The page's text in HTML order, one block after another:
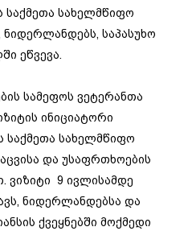
საქმეთა სახელმწიფო
ნიდერლანდებს, საპასუხო
ეწვევა.
სამეფოს ვეტერანთა
ინიციატორი
საქმეთა სახელმწიფო
და უსაფრთხოების
ვიზიტი 9 ივლისამდე
ნიდერლანდებსა და
ქვეყნებში მოქმედი